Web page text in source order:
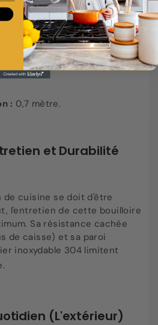
360°, marquage
19,5 cm.
: 0,7 mètre.
et Durabilité
de cuisine se doit d'être
l'entretien de cette bouilloire
Sa résistance cachée
de caisse) et sa paroi
inoxydable 304 limitent
.
(L'extérieur)